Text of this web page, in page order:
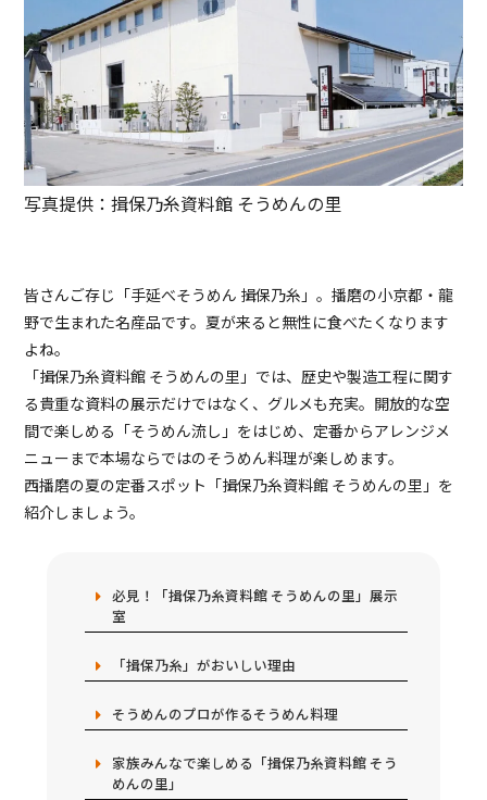
写真提供：揖保乃糸資料館 そうめんの里
皆さんご存じ「手延べそうめん 揖保乃糸」。播磨の小京都・龍
野で生まれた名産品です。夏が来ると無性に食べたくなります
よね。
「揖保乃糸資料館 そうめんの里」では、歴史や製造工程に関す
る貴重な資料の展示だけではなく、グルメも充実。開放的な空
間で楽しめる「そうめん流し」をはじめ、定番からアレンジメ
ニューまで本場ならではのそうめん料理が楽しめます。
西播磨の夏の定番スポット「揖保乃糸資料館 そうめんの里」を
紹介しましょう。
必見！「揖保乃糸資料館 そうめんの里」展示
室
「揖保乃糸」がおいしい理由
そうめんのプロが作るそうめん料理
家族みんなで楽しめる「揖保乃糸資料館 そう
めんの里」